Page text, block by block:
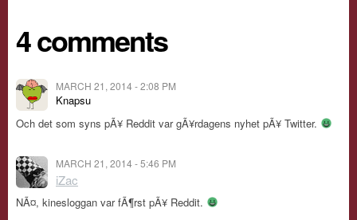
4 comments
MARCH 21, 2014 - 2:08 PM
Knapsu
Och det som syns pÃ¥ Reddit var gÃ¥rdagens nyhet pÃ¥ Twitter.
MARCH 21, 2014 - 5:46 PM
iZac
NÃ¤, kinesloggan var fÃ¶rst pÃ¥ Reddit.